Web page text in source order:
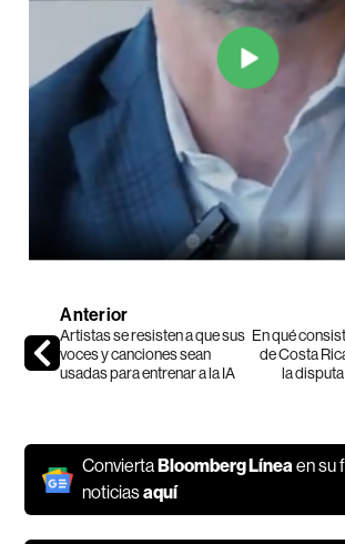
Anterior
Artistas se resisten a que sus
voces y canciones sean
usadas para entrenar a la IA
En qué
de Costa
la
Convierta Bloomberg Líneaen su
noticiasaquí